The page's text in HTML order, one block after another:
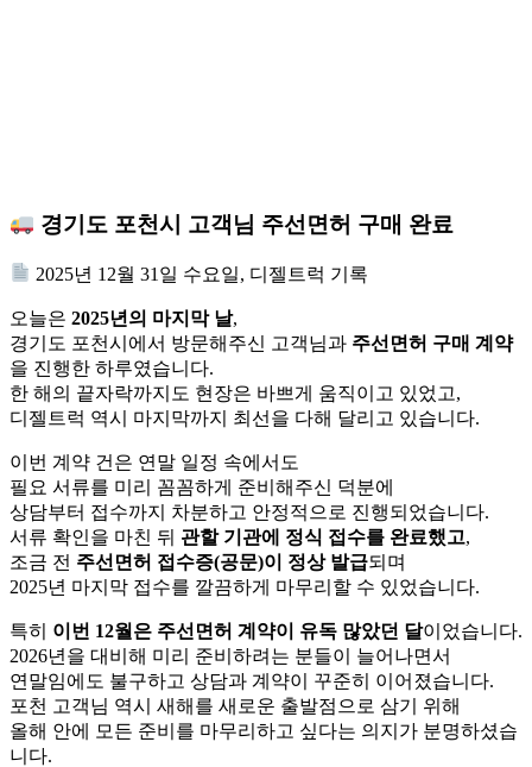
경기도 포천시 고객님 주선면허 구매 완료
2025년 12월 31일 수요일, 디젤트럭 기록
오늘은 2025년의 마지막 날,
경기도 포천시에서 방문해주신 고객님과 주선면허 구매 계약
을 진행한 하루였습니다.
한 해의 끝자락까지도 현장은 바쁘게 움직이고 있었고,
디젤트럭 역시 마지막까지 최선을 다해 달리고 있습니다.
이번 계약 건은 연말 일정 속에서도
필요 서류를 미리 꼼꼼하게 준비해주신 덕분에
상담부터 접수까지 차분하고 안정적으로 진행되었습니다.
서류 확인을 마친 뒤 관할 기관에 정식 접수를 완료했고,
조금 전 주선면허 접수증(공문)이 정상 발급되며
2025년 마지막 접수를 깔끔하게 마무리할 수 있었습니다.
특히 이번 12월은 주선면허 계약이 유독 많았던 달이었습니다.
2026년을 대비해 미리 준비하려는 분들이 늘어나면서
연말임에도 불구하고 상담과 계약이 꾸준히 이어졌습니다.
포천 고객님 역시 새해를 새로운 출발점으로 삼기 위해
올해 안에 모든 준비를 마무리하고 싶다는 의지가 분명하셨습
니다.